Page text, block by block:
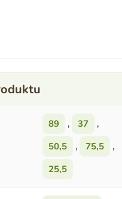
89 , 37
,
50,5
, 75,5
,
25,5